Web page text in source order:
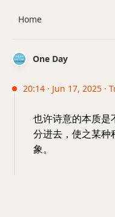
One Day
20:14 · Jun 17, 2025 ·
也许诗意的本质是
分进去，使之某种
象。
Home